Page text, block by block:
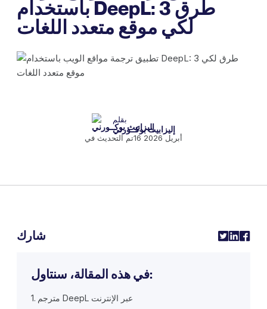
باستخدام DeepL: 3 طرق
لكي موقع متعدد اللغات
بقلم
إليزابيث بوكــورني
تم التحديث في
16 أبريل 2026
شارك
في هذه المقالة، سنتاول:
1. مترجم DeepL عبر الإنترنت